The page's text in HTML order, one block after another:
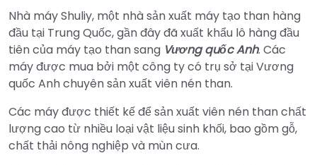
Nhà máy Shuliy, một nhà sản xuất máy tạo than hàng
đầu tại Trung Quốc, gần đây đã xuất khẩu lô hàng đầu
tiên của máy tạo than sang Vương quốc Anh. Các
máy được mua bởi một công ty có trụ sở tại Vương
quốc Anh chuyên sản xuất viên nén than.
Các máy được thiết kế để sản xuất viên nén than chất
lượng cao từ nhiều loại vật liệu sinh khối, bao gồm gỗ,
chất thải nông nghiệp và mùn cưa.